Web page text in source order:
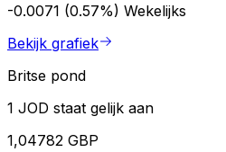
-0.0071 (0.57%) Wekelijks
Bekijk grafiek
Britse pond
1 JOD staat gelijk aan
1,04782 GBP